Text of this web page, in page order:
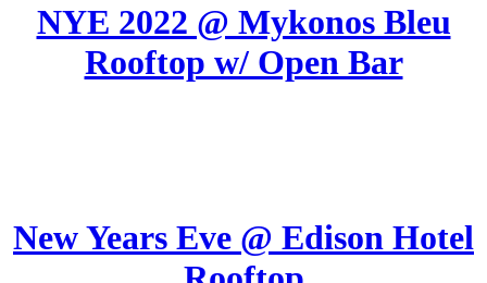
NYE 2022 @ Mykonos Bleu
Rooftop w/ Open Bar
New Years Eve @ Edison Hotel